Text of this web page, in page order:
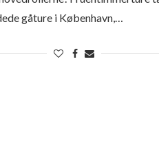
gåture i København,…